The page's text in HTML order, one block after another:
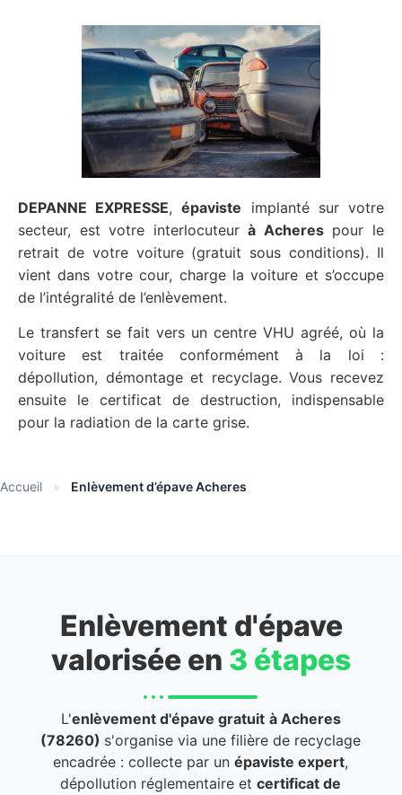
DEPANNE EXPRESSE,épaviste implanté sur votre
secteur, est votre interlocuteurà Acherespour le
retrait de votre voiture (gratuit sous conditions). Il
vient dans votre cour, charge la voiture et s’occupe
de l’intégralité de l’enlèvement.
Le transfert se fait vers un centre VHU agréé, où la
voiture est traitée conformément à la loi :
dépollution, démontage et recyclage. Vous recevez
ensuite le certificat de destruction, indispensable
pour la radiation de la carte grise.
Accueil » Enlèvement d’épave Acheres
Enlèvement d'épave
valorisée en 3 étapes
L'enlèvement d'épave gratuit à Acheres
(78260) s'organise via une filière de recyclage
encadrée : collecte par unépaviste expert,
dépollution réglementaire etcertificat de